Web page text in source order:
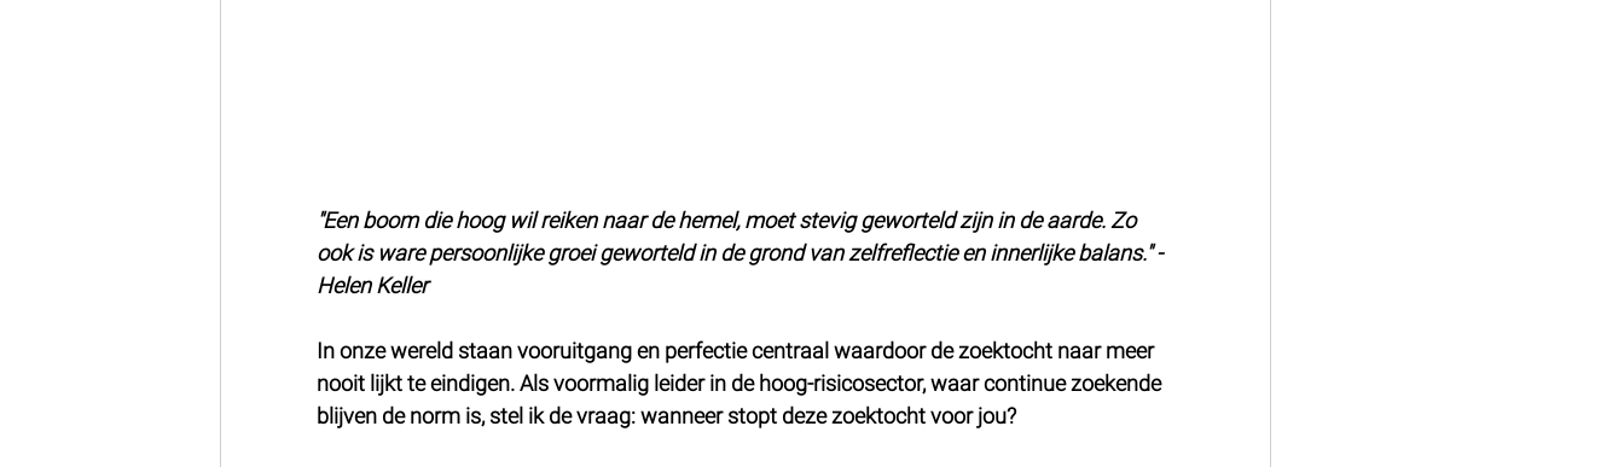
"Een boom die hoog wil reiken naar de hemel, moet stevig geworteld zijn in de aarde. Zo
ook is ware persoonlijke groei geworteld in de grond van zelfreflectie en innerlijke balans." -
Helen Keller
In onze wereld staan vooruitgang en perfectie centraal waardoor de zoektocht naar meer
nooit lijkt te eindigen. Als voormalig leider in de hoog-risicosector, waar continue zoekende
blijven de norm is, stel ik de vraag: wanneer stopt deze zoektocht voor jou?